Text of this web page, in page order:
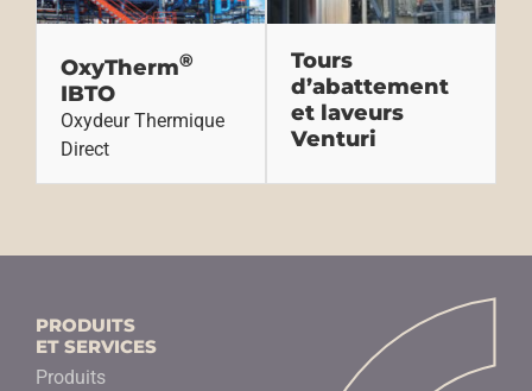
OxyTherm®
IBTO
Oxydeur Thermique
Direct
Tours
d’abattement
et laveurs
Venturi
PRODUITS
ET SERVICES
Produits